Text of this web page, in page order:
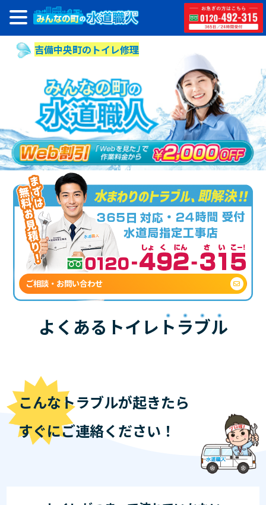
吉備中央町のトイレ修理
ご相談・お問い合わせ
よくあるトイレ トラブル
こんなトラブルが起きたら
すぐにご連絡ください！